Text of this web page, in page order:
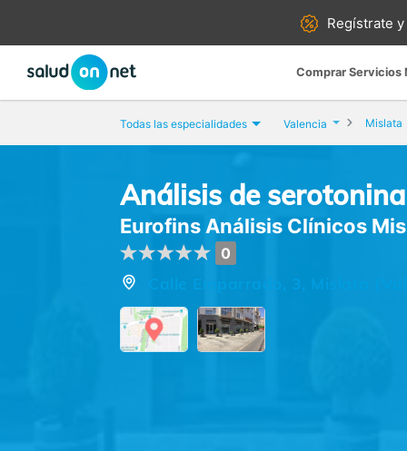
Regístrate y
Comprar Servicios
Todas las especialidades Valencia Mislata
Análisis de serotonina
Eurofins Análisis Clínicos
0